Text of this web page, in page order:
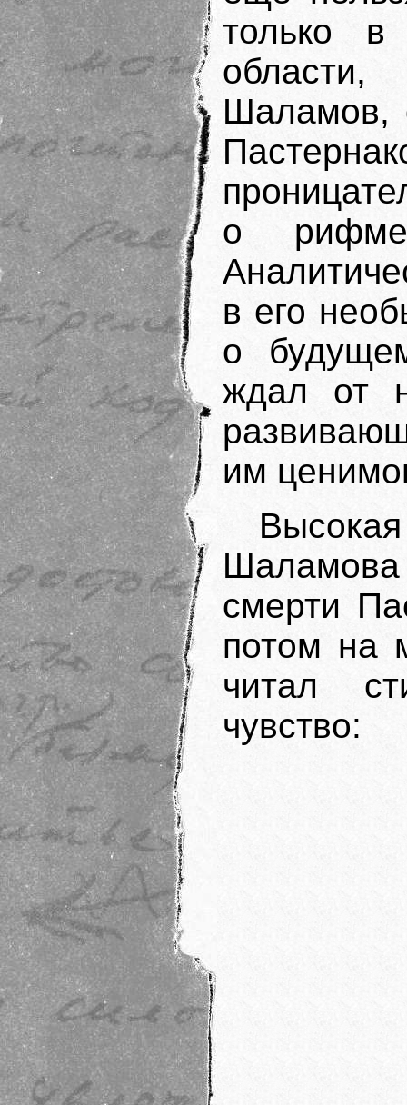
только
области,
Шаламов,
о
в его
о
ждал от
им
смерти
потом на
читал
чувство: